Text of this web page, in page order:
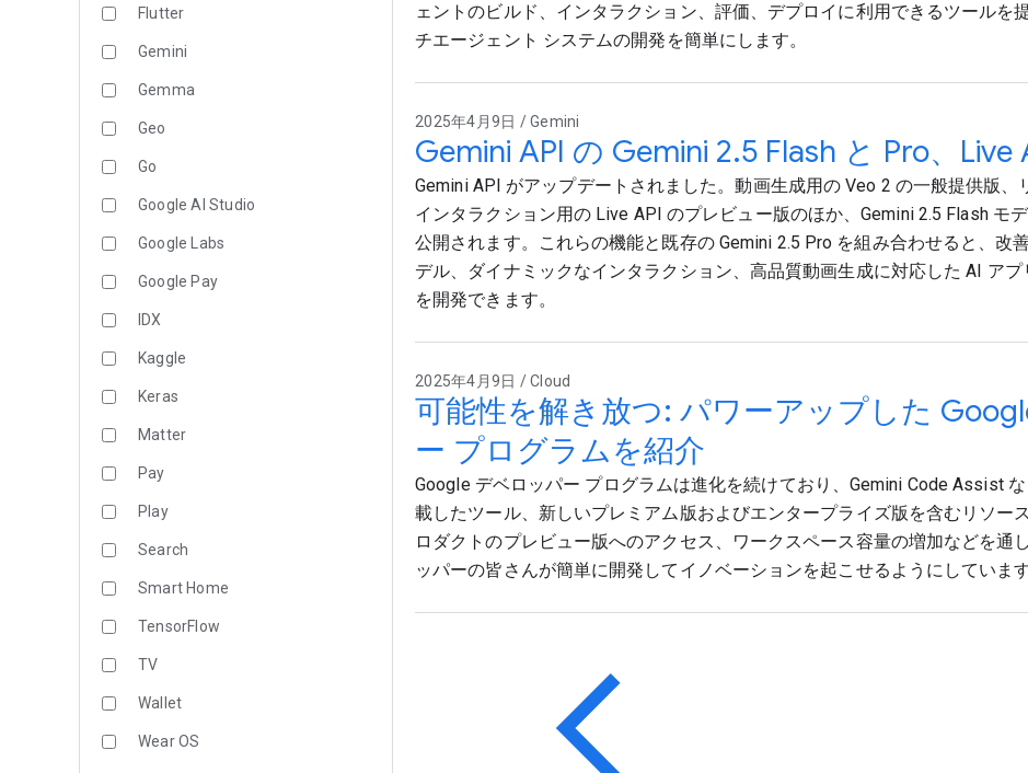
Flutter
Gemini
Gemma
Geo
Go
Google AI Studio
Google Labs
Google Pay
IDX
Kaggle
Keras
Matter
Pay
Play
Search
Smart Home
TensorFlow
TV
Wallet
Wear OS
ェントのビルド、インタラクション、評価、デプロイに利用できるツールを
チエージェント システムの開発を簡単にします。
2025年4月9日 / Gemini
Gemini API の Gemini 2.5 Flash と Pro、Live
Gemini API がアップデートされました。動画生成用の Veo 2 の一般提供版、
インタラクション用の Live API のプレビュー版のほか、Gemini 2.5 Flash モ
公開されます。これらの機能と既存の Gemini 2.5 Pro を組み合わせると、改
デル、ダイナミックなインタラクション、高品質動画生成に対応した AI アプ
を開発できます。
2025年4月9日 / Cloud
可能性を解き放つ: パワーアップした
ー プログラムを紹介
Google デベロッパー プログラムは進化を続けており、Gemini Code Assist
載したツール、新しいプレミアム版およびエンタープライズ版を含むリソー
ロダクトのプレビュー版へのアクセス、ワークスペース容量の増加などを通
ッパーの皆さんが簡単に開発してイノベーションを起こせるようにしています